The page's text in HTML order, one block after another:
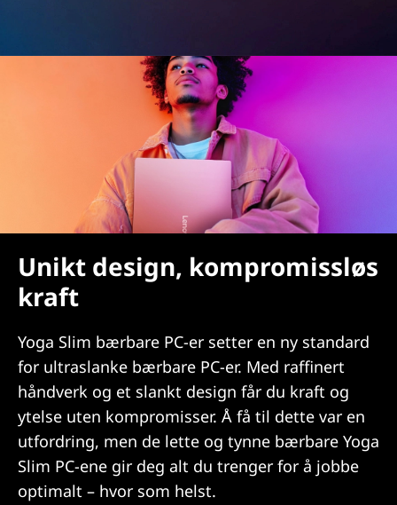
Unikt design, kompromissløs
kraft
Yoga Slim bærbare PC-er setter en ny standard
for ultraslanke bærbare PC-er. Med raffinert
håndverk og et slankt design får du kraft og
ytelse uten kompromisser. Å få til dette var en
utfordring, men de lette og tynne bærbare Yoga
Slim PC-ene gir deg alt du trenger for å jobbe
optimalt – hvor som helst.